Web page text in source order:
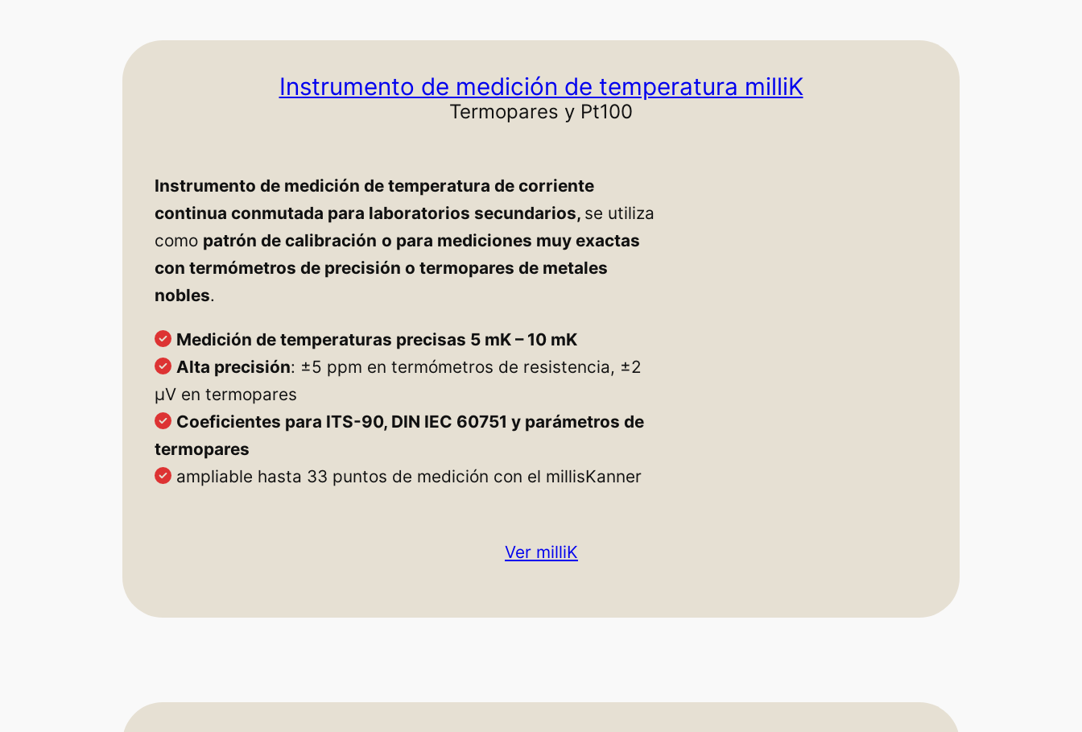
Instrumento de medición de temperatura milliK
Termopares y Pt100
Instrumento de medición de temperatura de corriente
continua conmutada para laboratorios secundarios, se utiliza
como patrón de calibración o para mediciones muy exactas
con termómetros de precisión o termopares de metales
nobles.
Medición de temperaturas precisas 5 mK – 10 mK
Alta precisión: ±5 ppm en termómetros de resistencia, ±2
µV en termopares
Coeficientes para ITS-90, DIN IEC 60751 y parámetros de
termopares
ampliable hasta 33 puntos de medición con el millisKanner
Ver milliK